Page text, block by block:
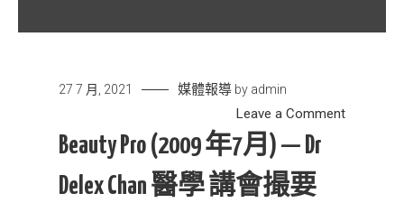
27 7 月, 2021 媒體報導 by admin
Leave a Commenton
Beauty Pro (2009 年7月) — Dr
Delex Chan 醫學 講會撮要